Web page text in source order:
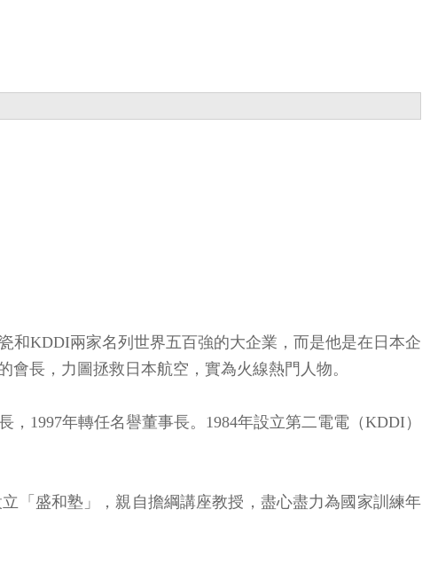
和KDDI兩家名列世界五百強的大企業，而是他是在日本企
長，力圖拯救日本航空，實為火線熱門人物。
1997年轉任名譽董事長。1984年設立第二電電（KDDI）
「盛和塾」，親自擔綱講座教授，盡心盡力為國家訓練年